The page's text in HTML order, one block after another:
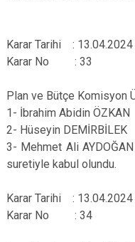
Karar Tarihi : 13.04.2024
Karar No : 33
Plan ve Bütçe Komisyon
1- İbrahim Abidin ÖZKAN
2- Hüseyin DEMİRBİLEK
3- Mehmet Ali
suretiyle kabul olundu.
Karar Tarihi : 13.04.2024
Karar No : 34